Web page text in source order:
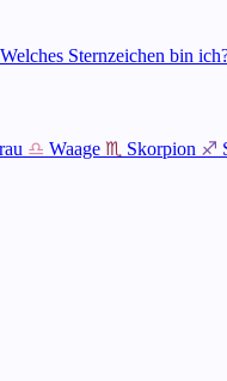
Welches Sternzeichen bin
♎ Waage ♏ Skorpion ♐